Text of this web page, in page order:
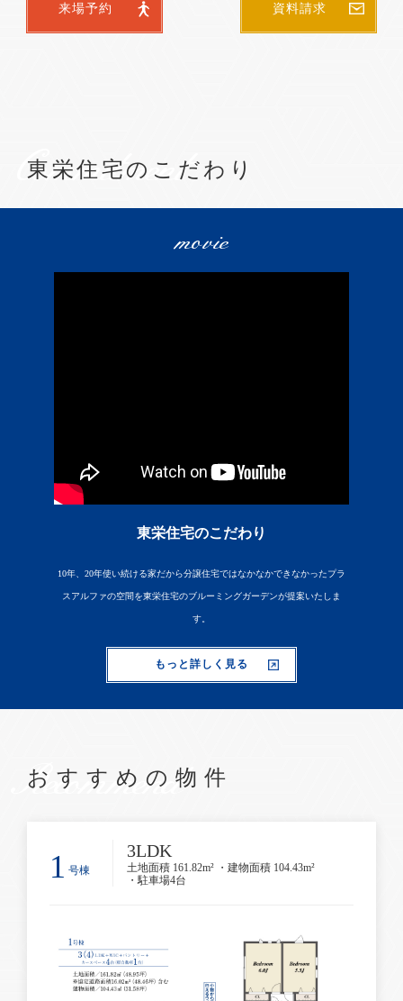
来場予約 資料請求
東栄住宅のこだわり
movie
東栄住宅のこだわり
10年、20年使い続ける家だから分譲住宅ではなかなかできなかったプラ
スアルファの空間を東栄住宅のブルーミングガーデンが提案いたしま
す。
もっと詳しく見る
おすすめの物件
1 号棟
3LDK
土地面積 161.82m² ・建物面積 104.43m²
・駐車場4台